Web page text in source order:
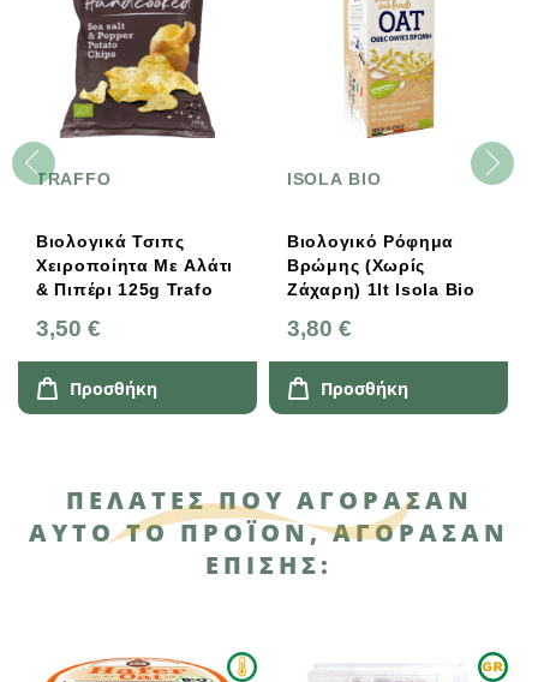
TRAFFO
Βιολογικά Τσιπς
Xειροποίητα Με Αλάτι
& Πιπέρι 125g Trafo
3,50 €
Προσθήκη
ISOLA BIO
Βιολογικό Ρόφημα
Βρώμης (χωρίς
Ζάχαρη) 1lt Isola Bio
3,80 €
Προσθήκη
ΠΕΛΆΤΕΣ ΠΟΥ ΑΓΌΡΑΣΑΝ
ΑΥΤΌ ΤΟ ΠΡΟΪΌΝ, ΑΓΌΡΑΣΑΝ
ΕΠΊΣΗΣ: